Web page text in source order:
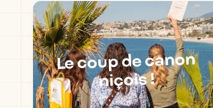
Le coup de canon
niçois !